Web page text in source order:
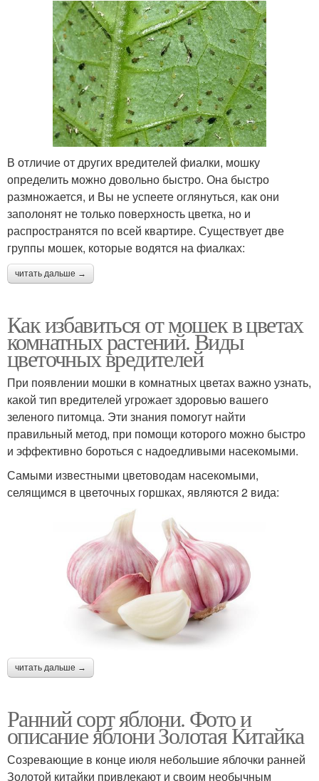
В отличие от других вредителей фиалки, мошку
определить можно довольно быстро. Она быстро
размножается, и Вы не успеете оглянуться, как они
заполонят не только поверхность цветка, но и
распространятся по всей квартире. Существует две
группы мошек, которые водятся на фиалках:
читать дальше →
Как избавиться от мошек в цветах
комнатных растений. Виды
цветочных вредителей
При появлении мошки в комнатных цветах важно узнать,
какой тип вредителей угрожает здоровью вашего
зеленого питомца. Эти знания помогут найти
правильный метод, при помощи которого можно быстро
и эффективно бороться с надоедливыми насекомыми.
Самыми известными цветоводам насекомыми,
селящимся в цветочных горшках, являются 2 вида:
читать дальше →
Ранний сорт яблони. Фото и
описание яблони Золотая Китайка
Созревающие в конце июля небольшие яблочки ранней
Золотой китайки привлекают и своим необычным